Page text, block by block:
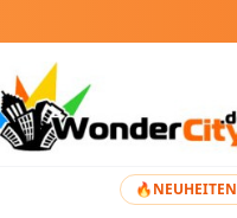
🔥NEUHEITEN